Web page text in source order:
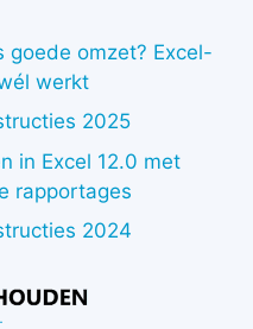
goede omzet? Excel-
werkt
2025
in Excel 12.0 met
rapportages
2024